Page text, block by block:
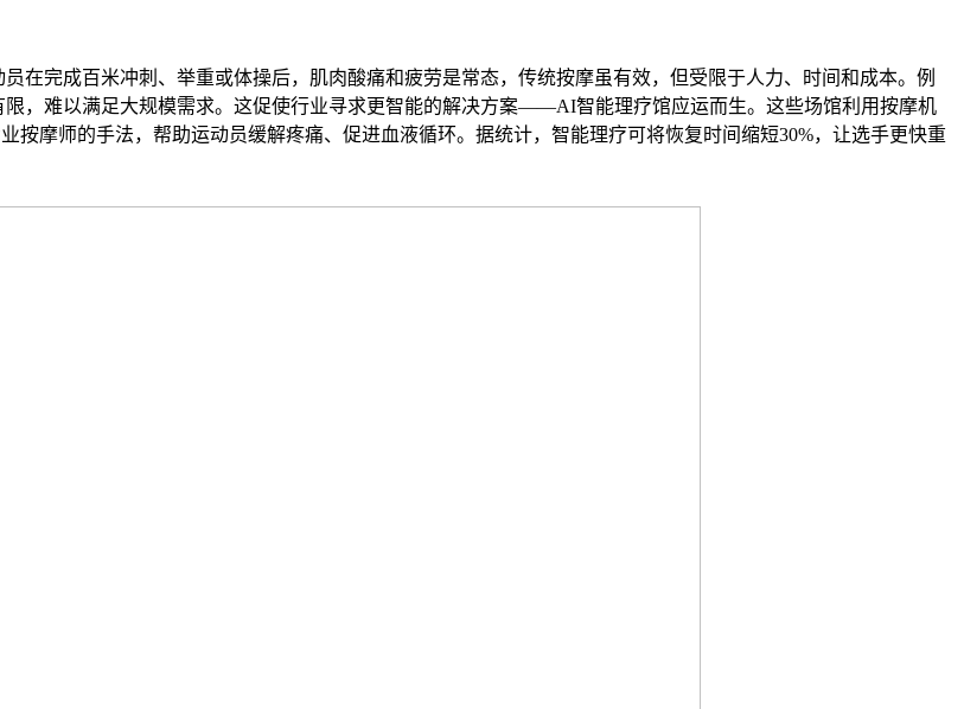
完成百米冲刺、举重或体操后，肌肉酸痛和疲劳是常态，传统按摩虽有效，但受限于人力、时间和成本。例
，难以满足大规模需求。这促使行业寻求更智能的解决方案——AI智能理疗馆应运而生。这些场馆利用按摩机
按摩师的手法，帮助运动员缓解疼痛、促进血液循环。据统计，智能理疗可将恢复时间缩短30%，让选手更快重